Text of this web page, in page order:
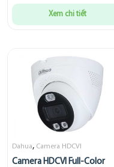
Xem chi tiết
Dahua, Camera HDCVI
Camera HDCVI Full-Color